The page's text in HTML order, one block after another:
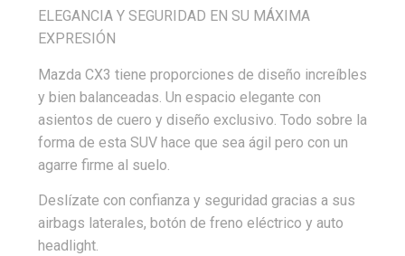
ELEGANCIA Y SEGURIDAD EN SU MÁXIMA
EXPRESIÓN
Mazda CX3 tiene proporciones de diseño increíbles
y bien balanceadas. Un espacio elegante con
asientos de cuero y diseño exclusivo. Todo sobre la
forma de esta SUV hace que sea ágil pero con un
agarre firme al suelo.
Deslízate con confianza y seguridad gracias a sus
airbags laterales, botón de freno eléctrico y auto
headlight.